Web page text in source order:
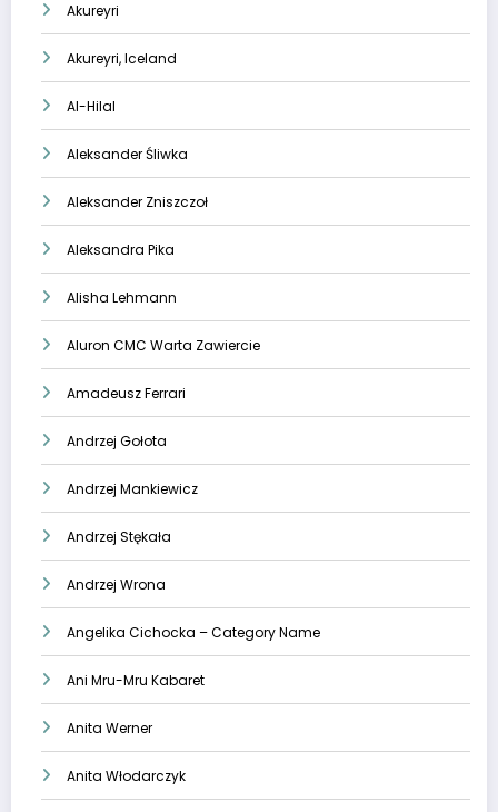
Akureyri
Akureyri, Iceland
Al-Hilal
Aleksander Śliwka
Aleksander Zniszczoł
Aleksandra Pika
Alisha Lehmann
Aluron CMC Warta Zawiercie
Amadeusz Ferrari
Andrzej Gołota
Andrzej Mankiewicz
Andrzej Stękała
Andrzej Wrona
Angelika Cichocka – Category Name
Ani Mru-Mru Kabaret
Anita Werner
Anita Włodarczyk